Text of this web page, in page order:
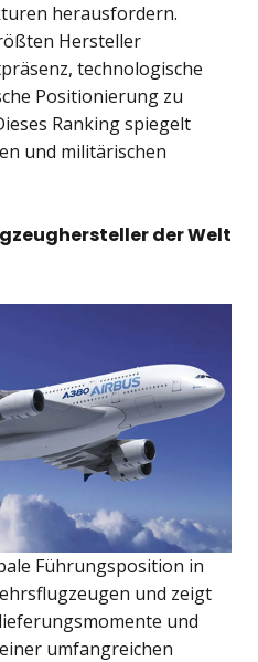
herausfordern.
Hersteller
technologische
Positionierung zu
Ranking spiegelt
und militärischen
der Welt
Führungsposition in
und zeigt
und
umfangreichen